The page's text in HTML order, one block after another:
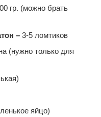
гр. (можно брать
– 3-5 ломтиков
(нужно только для
яйцо)